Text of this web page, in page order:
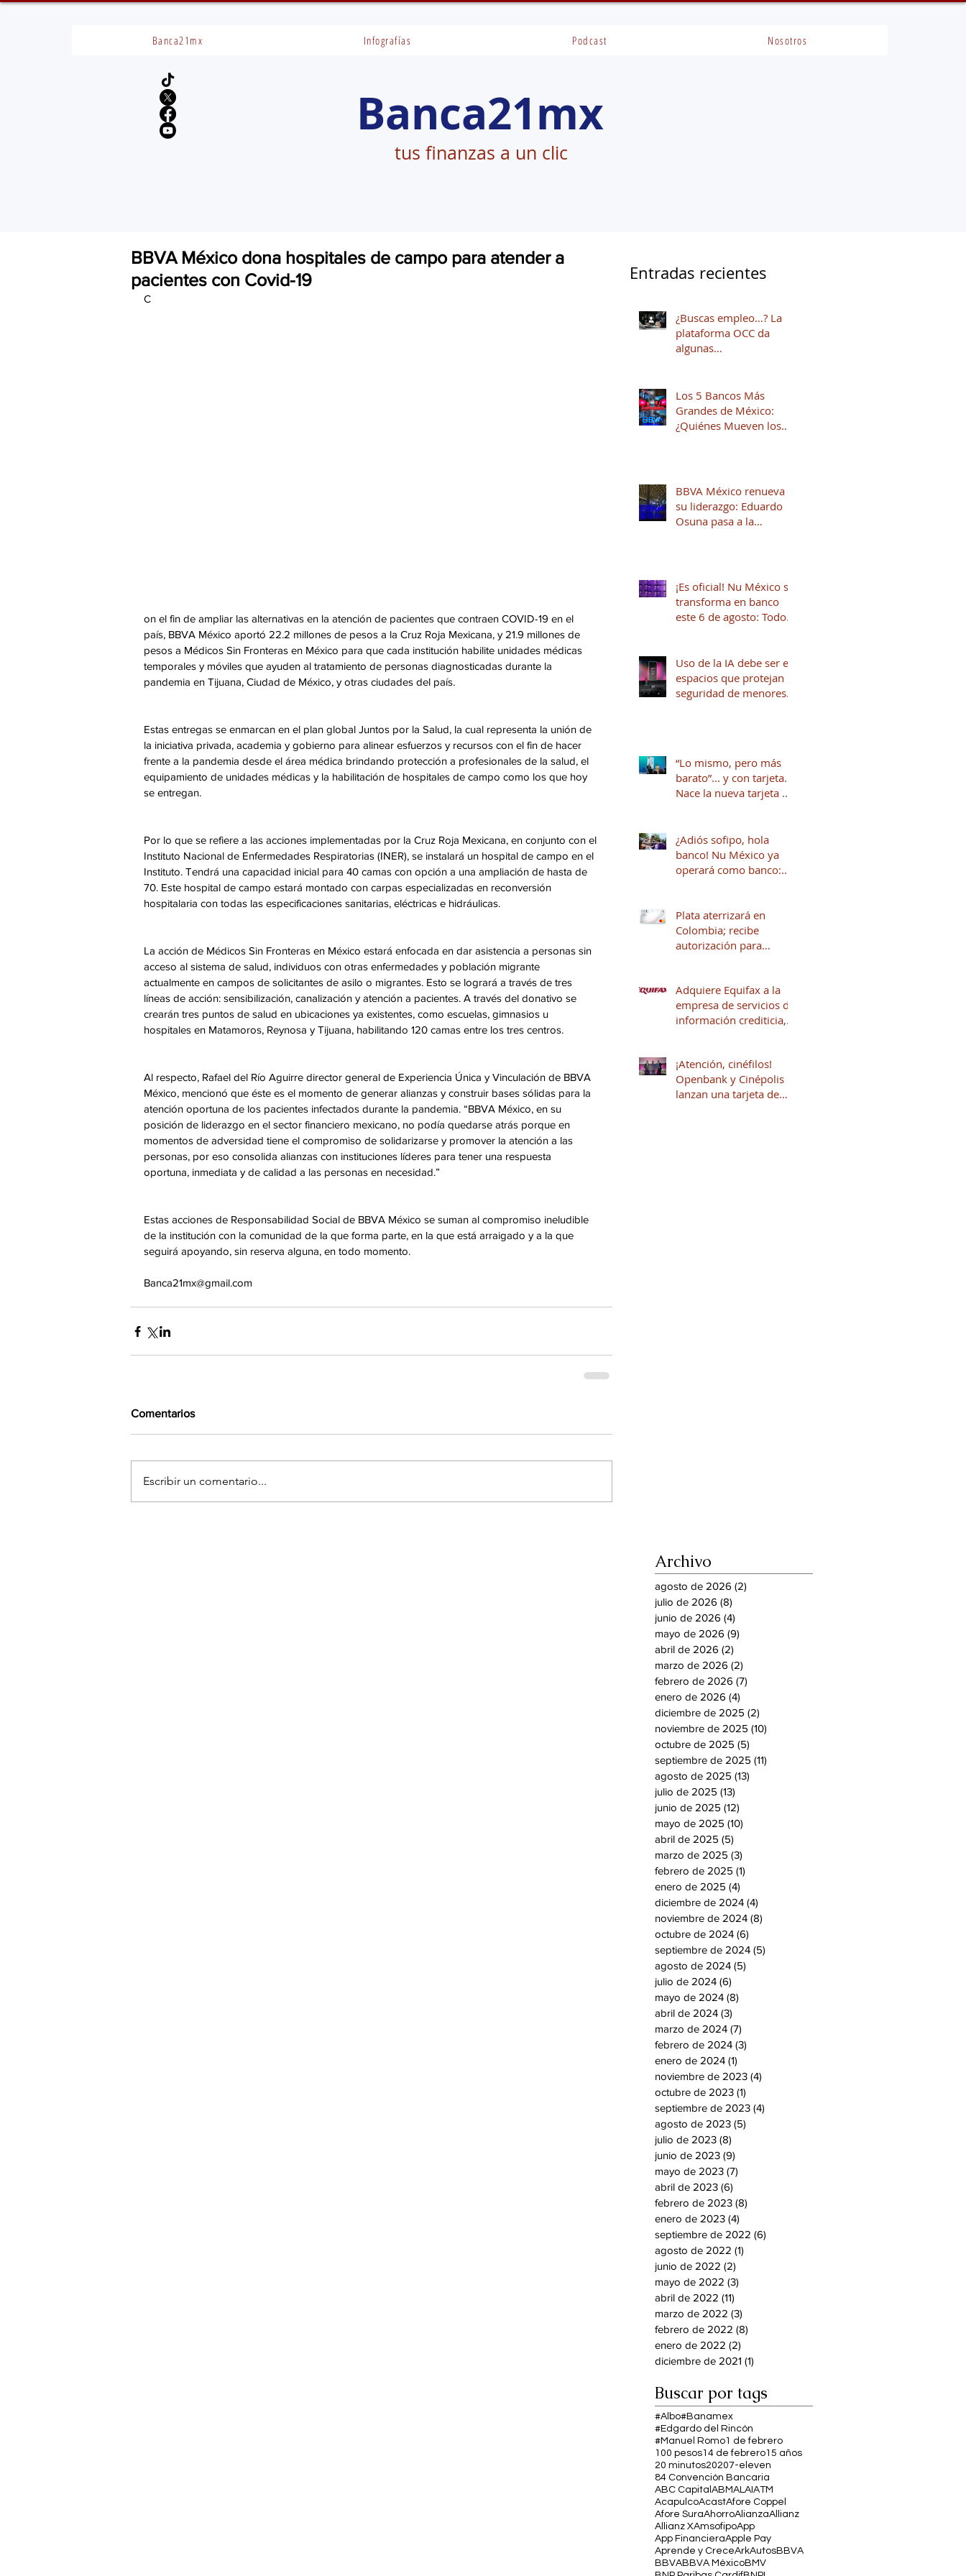
Banca21mx Infografías Podcast Nosotros
Banca21mx
tus finanzas a un clic
BBVA México dona hospitales de campo para atender a
pacientes con Covid-19
C
on el fin de ampliar las alternativas en la atención de pacientes que contraen COVID-19 en el
país, BBVA México aportó 22.2 millones de pesos a la Cruz Roja Mexicana, y 21.9 millones de
pesos a Médicos Sin Fronteras en México para que cada institución habilite unidades médicas
temporales y móviles que ayuden al tratamiento de personas diagnosticadas durante la
pandemia en Tijuana, Ciudad de México, y otras ciudades del país.
Estas entregas se enmarcan en el plan global Juntos por la Salud, la cual representa la unión de
la iniciativa privada, academia y gobierno para alinear esfuerzos y recursos con el fin de hacer
frente a la pandemia desde el área médica brindando protección a profesionales de la salud, el
equipamiento de unidades médicas y la habilitación de hospitales de campo como los que hoy
se entregan.
Por lo que se refiere a las acciones implementadas por la Cruz Roja Mexicana, en conjunto con el
Instituto Nacional de Enfermedades Respiratorias (INER), se instalará un hospital de campo en el
Instituto. Tendrá una capacidad inicial para 40 camas con opción a una ampliación de hasta de
70. Este hospital de campo estará montado con carpas especializadas en reconversión
hospitalaria con todas las especificaciones sanitarias, eléctricas e hidráulicas.
La acción de Médicos Sin Fronteras en México estará enfocada en dar asistencia a personas sin
acceso al sistema de salud, individuos con otras enfermedades y población migrante
actualmente en campos de solicitantes de asilo o migrantes. Esto se logrará a través de tres
líneas de acción: sensibilización, canalización y atención a pacientes. A través del donativo se
crearán tres puntos de salud en ubicaciones ya existentes, como escuelas, gimnasios u
hospitales en Matamoros, Reynosa y Tijuana, habilitando 120 camas entre los tres centros.
Al respecto, Rafael del Río Aguirre director general de Experiencia Única y Vinculación de BBVA
México, mencionó que éste es el momento de generar alianzas y construir bases sólidas para la
atención oportuna de los pacientes infectados durante la pandemia. “BBVA México, en su
posición de liderazgo en el sector financiero mexicano, no podía quedarse atrás porque en
momentos de adversidad tiene el compromiso de solidarizarse y promover la atención a las
personas, por eso consolida alianzas con instituciones líderes para tener una respuesta
oportuna, inmediata y de calidad a las personas en necesidad.”
Estas acciones de Responsabilidad Social de BBVA México se suman al compromiso ineludible
de la institución con la comunidad de la que forma parte, en la que está arraigado y a la que
seguirá apoyando, sin reserva alguna, en todo momento.
Banca21mx@gmail.com
Comentarios
Escribir un comentario...
Entradas recientes
¿Buscas empleo…? La
plataforma OCC da
algunas
búsqueda de una
oportunidad laboral
Los 5 Bancos Más
Grandes de México:
¿Quiénes Mueven los
BBVA México renueva
su liderazgo: Eduardo
Osuna pasa a la
¡Es oficial! Nu México se
transforma en banco
este 6 de agosto: Todo
Uso de la IA debe ser en
espacios que protejan la
seguridad de menores
“Lo mismo, pero más
barato”... y con tarjeta.
Nace la nueva tarjeta de
¿Adiós sofipo, hola
banco! Nu México ya
operará como banco:
Plata aterrizará en
Colombia; recibe
autorización para
Adquiere Equifax a la
empresa de servicios de
información crediticia,
¡Atención, cinéfilos!
Openbank y Cinépolis
lanzan una tarjeta de
Archivo
agosto de 2026 (2)
julio de 2026 (8)
junio de 2026 (4)
mayo de 2026 (9)
abril de 2026 (2)
marzo de 2026 (2)
febrero de 2026 (7)
enero de 2026 (4)
diciembre de 2025 (2)
noviembre de 2025 (10)
octubre de 2025 (5)
septiembre de 2025 (11)
agosto de 2025 (13)
julio de 2025 (13)
junio de 2025 (12)
mayo de 2025 (10)
abril de 2025 (5)
marzo de 2025 (3)
febrero de 2025 (1)
enero de 2025 (4)
diciembre de 2024 (4)
noviembre de 2024 (8)
octubre de 2024 (6)
septiembre de 2024 (5)
agosto de 2024 (5)
julio de 2024 (6)
mayo de 2024 (8)
abril de 2024 (3)
marzo de 2024 (7)
febrero de 2024 (3)
enero de 2024 (1)
noviembre de 2023 (4)
octubre de 2023 (1)
septiembre de 2023 (4)
agosto de 2023 (5)
julio de 2023 (8)
junio de 2023 (9)
mayo de 2023 (7)
abril de 2023 (6)
febrero de 2023 (8)
enero de 2023 (4)
septiembre de 2022 (6)
agosto de 2022 (1)
junio de 2022 (2)
mayo de 2022 (3)
abril de 2022 (11)
marzo de 2022 (3)
febrero de 2022 (8)
enero de 2022 (2)
diciembre de 2021 (1)
Buscar por tags
#Albo#Banamex
#Edgardo del Rincón
#Manuel Romo1 de febrero
100 pesos14 de febrero15 años
20 minutos20207-eleven
84 Convención Bancaria
ABC Capital ABMALAI ATM
AcapulcoAcastAfore Coppel
Afore SuraAhorroAlianzaAllianz
Allianz XAmsofipoApp
App FinancieraApple Pay
Aprende y CreceArkAutosBBVA
BBVABBVA MéxicoBMV